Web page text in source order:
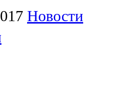
Новости